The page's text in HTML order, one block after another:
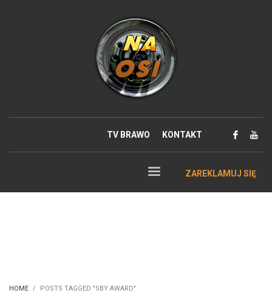
TV BRAWO KONTAKT
ZAREKLAMUJ SIĘ
HOME POSTS TAGGED "SBY AWARD"